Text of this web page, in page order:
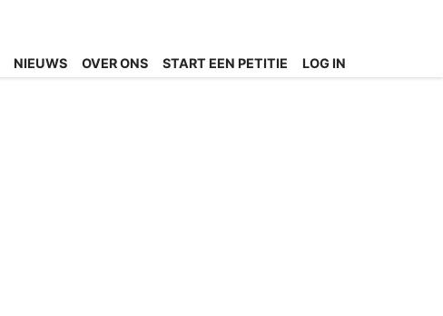
NIEUWS OVER ONS START EEN PETITIE LOG IN